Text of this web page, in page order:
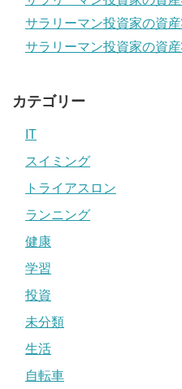
サラリーマン投資家の資
サラリーマン投資家の資
カテゴリー
IT
スイミング
トライアスロン
ランニング
健康
学習
投資
未分類
生活
自転車